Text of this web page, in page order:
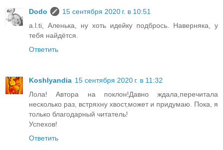
Dodo
15 сентября 2020 г. в 10:51
a.l.ti, Аленька, ну хоть идейку подбрось. Наверняка, у
тебя найдётся.
Ответить
Koshlyandia 15 сентября 2020 г. в 11:32
Лола! Автора на поклон!Давно ждала,перечитала
несколько раз, встряхну хвост,может и придумаю. Пока, я
только благодарный читатель!
Успехов!
Ответить